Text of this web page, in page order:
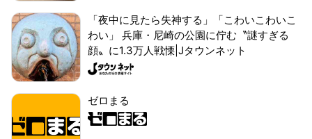
「夜中に見たら失神する」「こわいこわいこ
わい」 兵庫・尼崎の公園に佇む〝謎すぎる
顔〟に1.3万人戦慄|Jタウンネット
ゼロまる